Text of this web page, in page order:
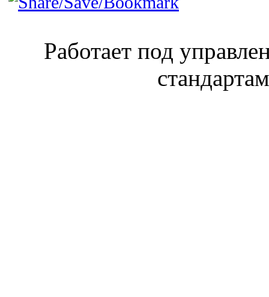
Работает под